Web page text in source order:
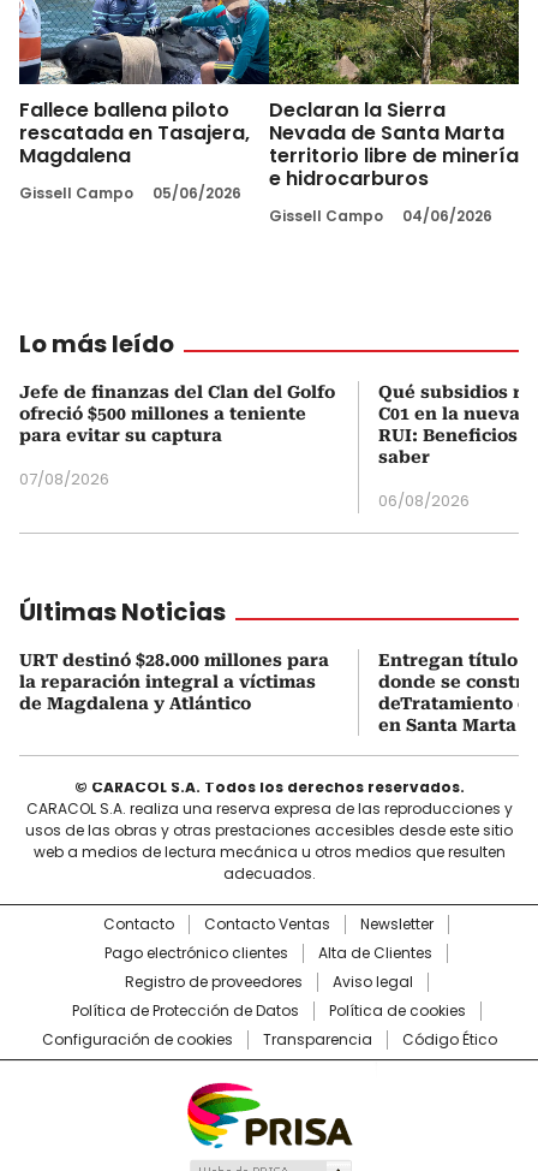
Fallece ballena piloto
rescatada en Tasajera,
Magdalena
Gissell Campo 05/06/2026
Declaran la Sierra
Nevada de Santa Marta
territorio libre de minería
e hidrocarburos
Gissell Campo 04/06/2026
Lo más leído
Jefe de finanzas del Clan del Golfo
ofreció $500 millones a teniente
para evitar su captura
07/08/2026
Qué subsidios
C01 en la nueva
RUI: Beneficios
saber
06/08/2026
Últimas Noticias
URT destinó $28.000 millones para
la reparación integral a víctimas
de Magdalena y Atlántico
Entregan título
donde se
deTratamiento
en Santa Marta
© CARACOL S.A. Todos los derechos reservados.
CARACOL S.A. realiza una reserva expresa de las reproducciones y
usos de las obras y otras prestaciones accesibles desde este sitio
web a medios de lectura mecánica u otros medios que resulten
adecuados.
Contacto Contacto Ventas
Newsletter
Pago electrónico clientes
Alta de Clientes
Registro de proveedores
Aviso legal
Política de Protección de Datos
Política de cookies
Configuración de cookies
Transparencia Código Ético